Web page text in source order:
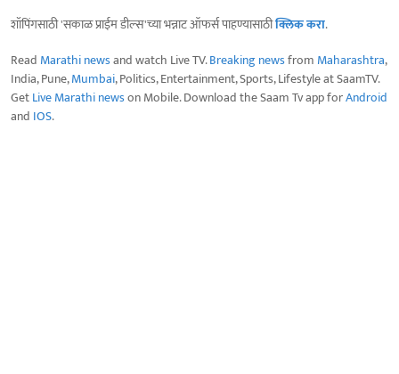
शॉपिंगसाठी 'सकाळ प्राईम डील्स'च्या भन्नाट ऑफर्स पाहण्यासाठीक्लिक करा.
Read Marathi newsand watch Live TV.Breaking newsfrom Maharashtra,
India, Pune,Mumbai, Politics, Entertainment, Sports, Lifestyle at SaamTV.
GetLive Marathi newson Mobile. Download the Saam Tv app forAndroid
and IOS.